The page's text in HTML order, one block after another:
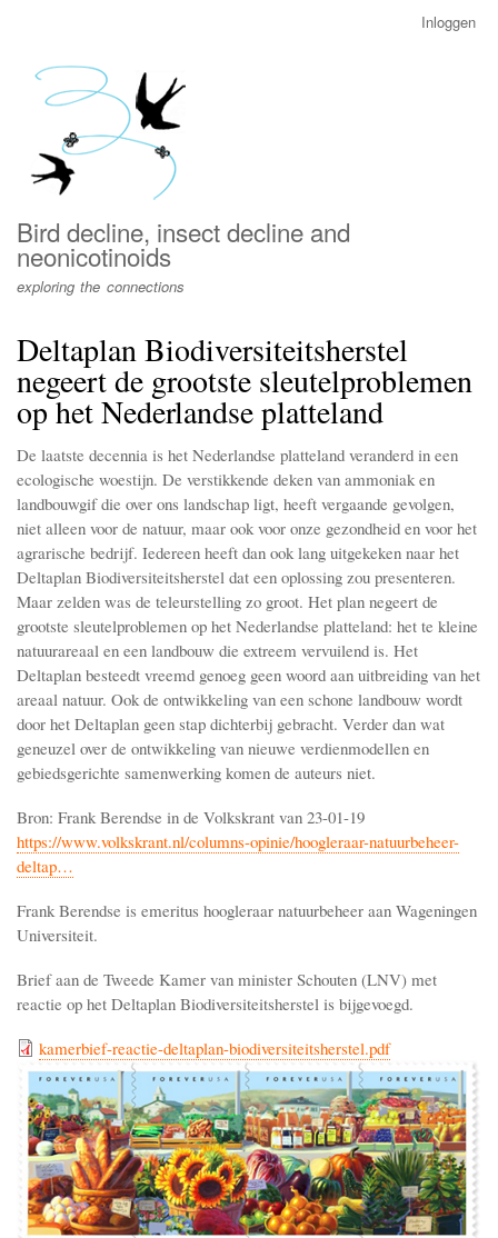
menu
Inloggen
Bird decline, insect decline and
neonicotinoids
exploring the connections
Deltaplan Biodiversiteitsherstel
negeert de grootste sleutelproblemen
op het Nederlandse platteland
De laatste decennia is het Nederlandse platteland veranderd in een
ecologische woestijn. De verstikkende deken van ammoniak en
landbouwgif die over ons landschap ligt, heeft vergaande gevolgen,
niet alleen voor de natuur, maar ook voor onze gezondheid en voor het
agrarische bedrijf. Iedereen heeft dan ook lang uitgekeken naar het
Deltaplan Biodiversiteitsherstel dat een oplossing zou presenteren.
Maar zelden was de teleurstelling zo groot. Het plan negeert de
grootste sleutelproblemen op het Nederlandse platteland: het te kleine
natuurareaal en een landbouw die extreem vervuilend is. Het
Deltaplan besteedt vreemd genoeg geen woord aan uitbreiding van het
areaal natuur. Ook de ontwikkeling van een schone landbouw wordt
door het Deltaplan geen stap dichterbij gebracht. Verder dan wat
geneuzel over de ontwikkeling van nieuwe verdienmodellen en
gebiedsgerichte samenwerking komen de auteurs niet.
Bron: Frank Berendse in de Volkskrant van 23-01-19
https://www.volkskrant.nl/columns-opinie/hoogleraar-natuurbeheer-
deltap…
Frank Berendse is emeritus hoogleraar natuurbeheer aan Wageningen
Universiteit.
Brief aan de Tweede Kamer van minister Schouten (LNV) met
reactie op het Deltaplan Biodiversiteitsherstel is bijgevoegd.
kamerbief-reactie-deltaplan-biodiversiteitsherstel.pdf